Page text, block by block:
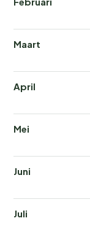
Maart
April
Mei
Juni
Juli